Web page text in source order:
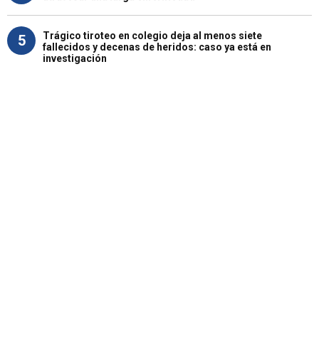
5
Trágico tiroteo en colegio deja al menos siete
fallecidos y decenas de heridos: caso ya está en
investigación